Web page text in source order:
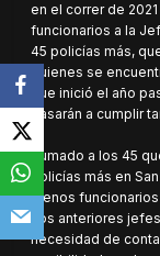
en el correr de
funcionarios a la
45 policías más,
quienes se
que inició el año
pasarán a cumplir
Sumado a los 45
policías más en
menos
Los anteriores
necesidad de